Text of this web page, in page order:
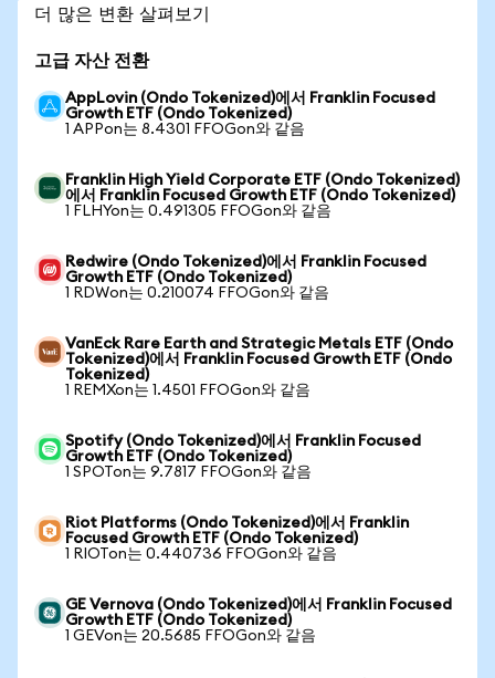
더 많은 변환 살펴보기
고급 자산 전환
AppLovin (Ondo Tokenized)에서 Franklin Focused
Growth ETF (Ondo Tokenized)
1 APPon는 8.4301 FFOGon와 같음
Franklin High Yield Corporate ETF (Ondo Tokenized)
에서 Franklin Focused Growth ETF (Ondo Tokenized)
1 FLHYon는 0.491305 FFOGon와 같음
Redwire (Ondo Tokenized)에서 Franklin Focused
Growth ETF (Ondo Tokenized)
1 RDWon는 0.210074 FFOGon와 같음
VanEck Rare Earth and Strategic Metals ETF (Ondo
Tokenized)에서 Franklin Focused Growth ETF (Ondo
Tokenized)
1 REMXon는 1.4501 FFOGon와 같음
Spotify (Ondo Tokenized)에서 Franklin Focused
Growth ETF (Ondo Tokenized)
1 SPOTon는 9.7817 FFOGon와 같음
Riot Platforms (Ondo Tokenized)에서 Franklin
Focused Growth ETF (Ondo Tokenized)
1 RIOTon는 0.440736 FFOGon와 같음
GE Vernova (Ondo Tokenized)에서 Franklin Focused
Growth ETF (Ondo Tokenized)
1 GEVon는 20.5685 FFOGon와 같음